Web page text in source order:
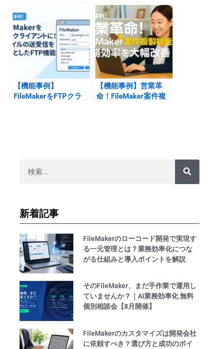
＆ドロップ対応UI開発
事例
る！FileMakerで見え
る化したダッシュボー
ド機能
【機能事例】
FileMakerをFTPクラ
【機能事例】営業革
命！FileMaker案件複
新着記事
FileMakerのローコード開発で実現す
る一元管理とは？業務効率化につな
がる仕組みと導入ポイントを解説
そのFileMaker、まだ手作業で運用し
ていませんか？｜AI業務効率化 無料
個別相談会【8月開催】
FileMakerのカスタマイズは開発会社
に依頼すべき？選び方と成功のポイ